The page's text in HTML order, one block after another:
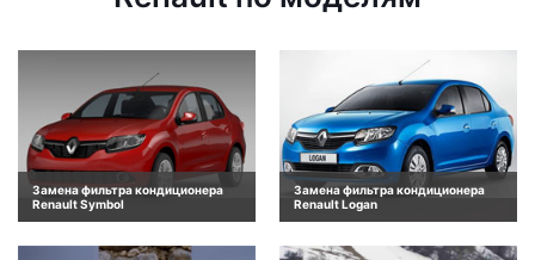
Замена фильтра кондиционера
Renault Symbol
Замена фильтра кондиционера
Renault Logan